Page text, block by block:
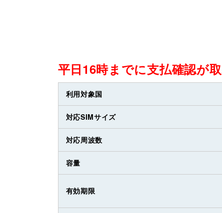
平日16時までに支払確認が
利用対象国
対応SIMサイズ
対応周波数
容量
有効期限